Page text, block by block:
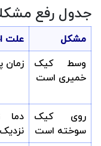
جدول رفع
مشکل علت
وسط کیک
خمیری است
روی کیک
سوخته است
دما